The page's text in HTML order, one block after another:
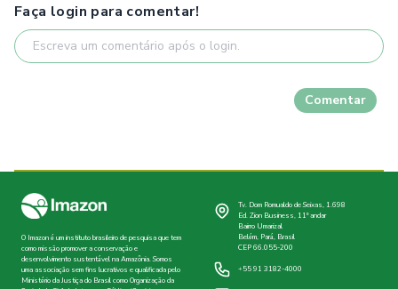
Faça login para comentar!
Comentar
O Imazon é um instituto brasileiro de pesquisa que tem
como missão promover a conservação e
desenvolvimento sustentável na Amazônia. Somos
uma associação sem fins lucrativos e qualificada pelo
Ministério da Justiça do Brasil como Organização da
Tv. Dom Romualdo de Seixas, 1.698
Ed. Zion Business, 11º andar
Bairro Umarizal
Belém, Pará, Brasil
CEP 66.055-200
+55 91 3182-4000